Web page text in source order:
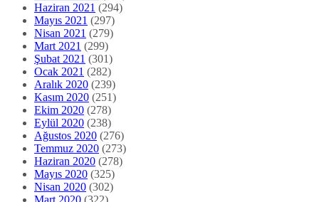
Haziran 2021 (294)
Mayıs 2021 (297)
Nisan 2021 (279)
Mart 2021 (299)
Şubat 2021 (301)
Ocak 2021 (282)
Aralık 2020 (239)
Kasım 2020 (251)
Ekim 2020 (278)
Eylül 2020 (238)
Ağustos 2020 (276)
Temmuz 2020 (273)
Haziran 2020 (278)
Mayıs 2020 (325)
Nisan 2020 (302)
Mart 2020 (322)